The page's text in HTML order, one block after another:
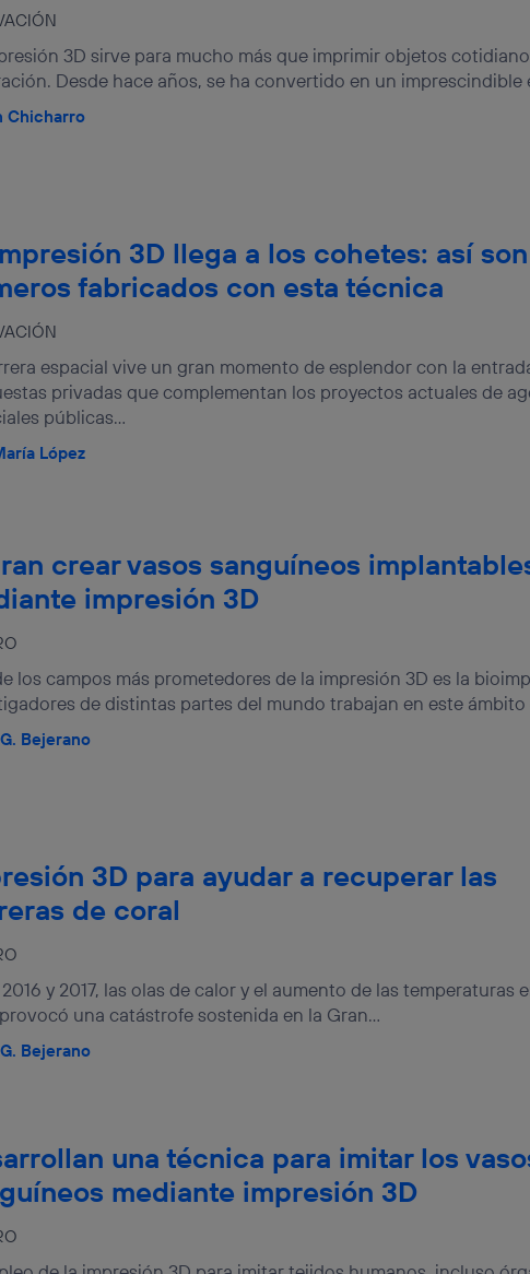
3D sirve para mucho más que imprimir objetos
Desde hace años, se ha convertido en un imprescindible
Chicharro
3D llega a los cohetes: así
fabricados con esta técnica
espacial vive un gran momento de esplendor con la
privadas que complementan los proyectos actuales de
públicas...
López
crear vasos sanguíneos
impresión 3D
los campos más prometedores de la impresión 3D es la
de distintas partes del mundo trabajan en este ámbito
Bejerano
3D para ayudar a recuperar las
de coral
y 2017, las olas de calor y el aumento de las temperaturas
una catástrofe sostenida en la Gran...
Bejerano
una técnica para imitar los
mediante impresión 3D
ancha
de navegación de los miembros del hogar que
será más personalizado, ya que se basará
del usuario del móvil.
Utiq seleccionando “Administrar Utiq” en la parte
el